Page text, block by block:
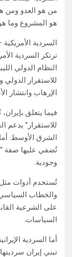
من هو العدو ومن
هو المشروع وما
السردية الأمريكية
ترتكز السردية
النظام الدولي
للاستقرار الدولي
الإرهاب وانتشار
فيما يتعلق
للاستقرار” يدعم
الشرق الأوسط.
تُضفي عليها صفة
وجودية.
تُستخدم أدوات مثل
والخطاب
على الشرعية
السياسات.
أما السردية
تبني إيران